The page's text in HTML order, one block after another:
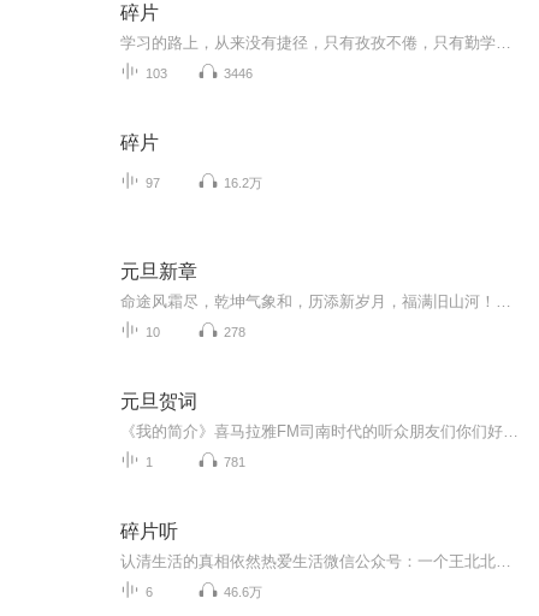
碎片
103 3446
碎片
97 16.2万
元旦新章
10 278
元旦贺词
1 781
碎片听
6 46.6万